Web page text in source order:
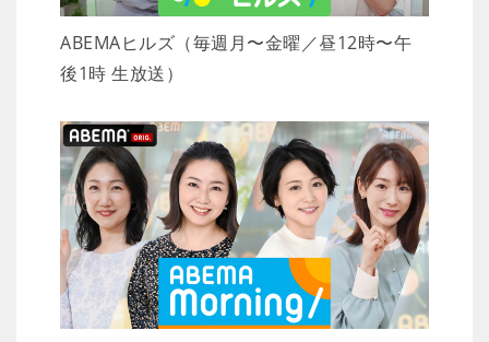
ABEMAヒルズ（毎週月〜金曜／昼12時〜午
後1時 生放送）